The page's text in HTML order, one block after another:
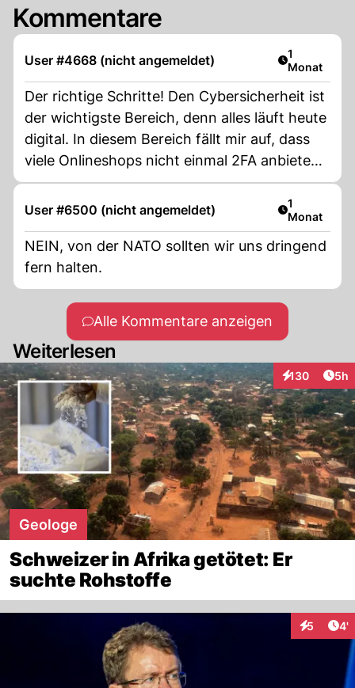
Kommentare
User #4668 (nicht angemeldet) Artikel
1
Monat
Der richtige Schritte! Den Cybersicherheit ist
der wichtigste Bereich, denn alles läuft heute
digital. In diesem Bereich fällt mir auf, dass
viele Onlineshops nicht einmal 2FA anbieten.
Das muss sich ändern. Sollte heute eine
Basisfunktion sein.
User #6500 (nicht angemeldet) Artikel
1
Monat
NEIN, von der NATO sollten wir uns dringend
fern halten.
Alle Kommentare anzeigen
Weiterlesen
130
Interaktionen
5h
Geologe
Schweizer in Afrika getötet: Er
suchte Rohstoffe
5 4'